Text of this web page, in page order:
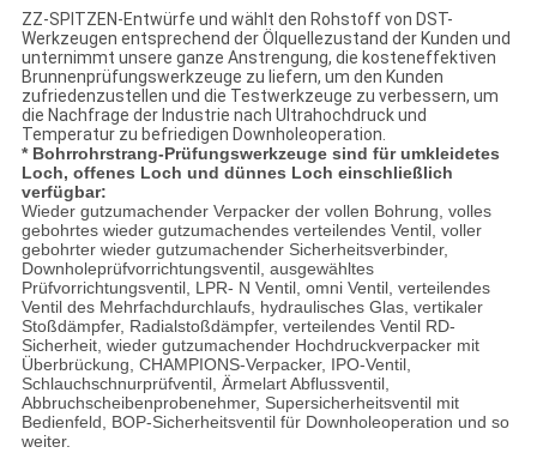
ZZ-SPITZEN-Entwürfe und wählt den Rohstoff von DST-
Werkzeugen entsprechend der Ölquellezustand der Kunden und
unternimmt unsere ganze Anstrengung, die kosteneffektiven
Brunnenprüfungswerkzeuge zu liefern, um den Kunden
zufriedenzustellen und die Testwerkzeuge zu verbessern, um
die Nachfrage der Industrie nach Ultrahochdruck und
Temperatur zu befriedigen Downholeoperation.
* Bohrrohrstrang-Prüfungswerkzeuge sind für umkleidetes
Loch, offenes Loch und dünnes Loch einschließlich
verfügbar:
Wieder gutzumachender Verpacker der vollen Bohrung, volles
gebohrtes wieder gutzumachendes verteilendes Ventil, voller
gebohrter wieder gutzumachender Sicherheitsverbinder,
Downholeprüfvorrichtungsventil, ausgewähltes
Prüfvorrichtungsventil, LPR- N Ventil, omni Ventil, verteilendes
Ventil des Mehrfachdurchlaufs, hydraulisches Glas, vertikaler
Stoßdämpfer, Radialstoßdämpfer, verteilendes Ventil RD-
Sicherheit, wieder gutzumachender Hochdruckverpacker mit
Überbrückung, CHAMPIONS-Verpacker, IPO-Ventil,
Schlauchschnurprüfventil, Ärmelart Abflussventil,
Abbruchscheibenprobenehmer, Supersicherheitsventil mit
Bedienfeld, BOP-Sicherheitsventil für Downholeoperation und so
weiter.